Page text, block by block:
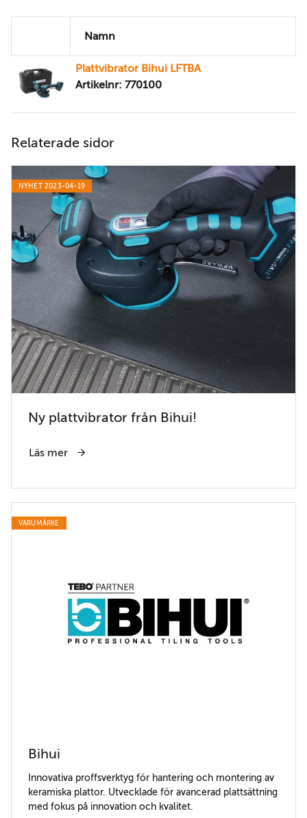
Namn
Plattvibrator Bihui LFTBA
Artikelnr: 770100
Relaterade sidor
NYHET 2023-04-19
Ny plattvibrator från Bihui!
Läs mer
VARUMÄRKE
Bihui
Innovativa proffsverktyg för hantering och montering av
keramiska plattor. Utvecklade för avancerad plattsättning
med fokus på innovation och kvalitet.